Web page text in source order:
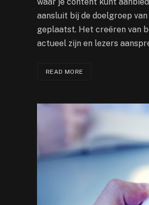
aansluit bij de doelgroep
geplaatst. Het creëren van
actueel zijn en lezers
READ MORE